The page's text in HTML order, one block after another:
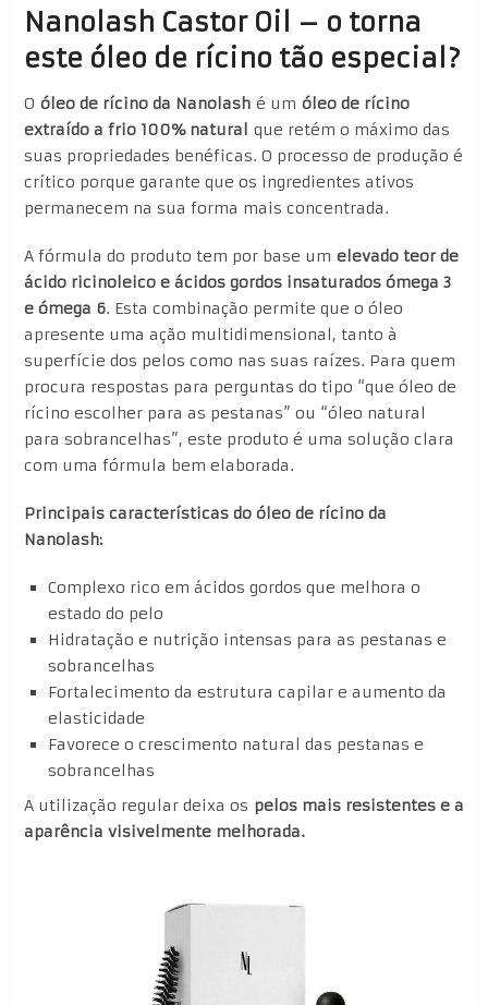
Nanolash Castor Oil – o torna
este óleo de rícino tão especial?
O óleo de rícino da Nanolash é um óleo de rícino
extraído a frio 100% natural que retém o máximo das
suas propriedades benéficas. O processo de produção é
crítico porque garante que os ingredientes ativos
permanecem na sua forma mais concentrada.
A fórmula do produto tem por base um elevado teor de
ácido ricinoleico e ácidos gordos insaturados ómega 3
e ómega 6. Esta combinação permite que o óleo
apresente uma ação multidimensional, tanto à
superfície dos pelos como nas suas raízes. Para quem
procura respostas para perguntas do tipo “que óleo de
rícino escolher para as pestanas” ou “óleo natural
para sobrancelhas”, este produto é uma solução clara
com uma fórmula bem elaborada.
Principais características do óleo de rícino da
Nanolash:
Complexo rico em ácidos gordos que melhora o
estado do pelo
Hidratação e nutrição intensas para as pestanas e
sobrancelhas
Fortalecimento da estrutura capilar e aumento da
elasticidade
Favorece o crescimento natural das pestanas e
sobrancelhas
A utilização regular deixa os pelos mais resistentes e a
aparência visivelmente melhorada.